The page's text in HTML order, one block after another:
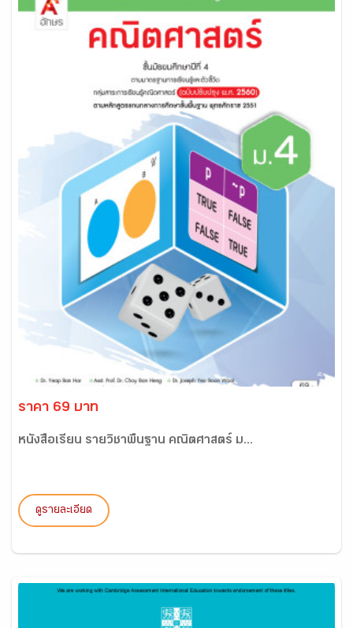
ราคา 69 บาท
หนังสือเรียน รายวิชาพื้นฐาน คณิตศาสตร์ ม...
ดูรายละเอียด